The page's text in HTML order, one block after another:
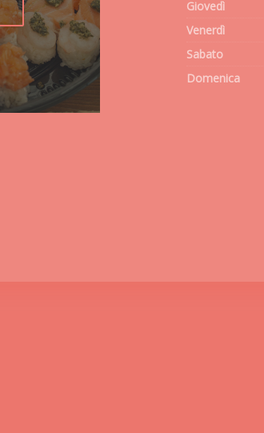
Giovedì
Venerdì
Sabato
Domenica